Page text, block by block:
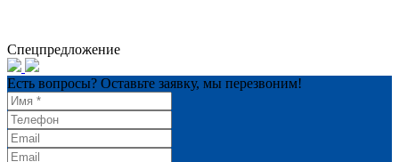
Спецпредложение
Есть вопросы? Оставьте заявку, мы перезвоним!